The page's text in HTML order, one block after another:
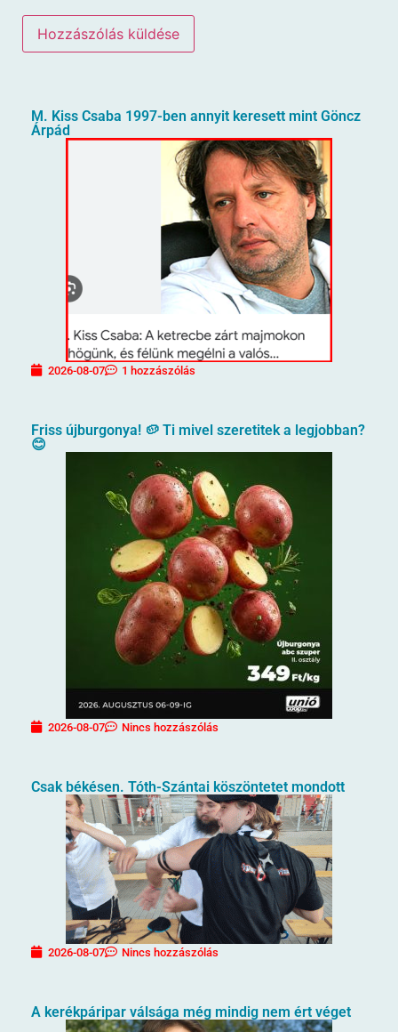
M. Kiss Csaba 1997-ben annyit keresett mint Göncz
Árpád
2026-08-07 1 hozzászólás
Friss újburgonya! 🥔 Ti mivel szeretitek a legjobban?
😊
2026-08-07 Nincs hozzászólás
Csak békésen. Tóth-Szántai köszöntetet mondott
2026-08-07 Nincs hozzászólás
A kerékpáripar válsága még mindig nem ért véget